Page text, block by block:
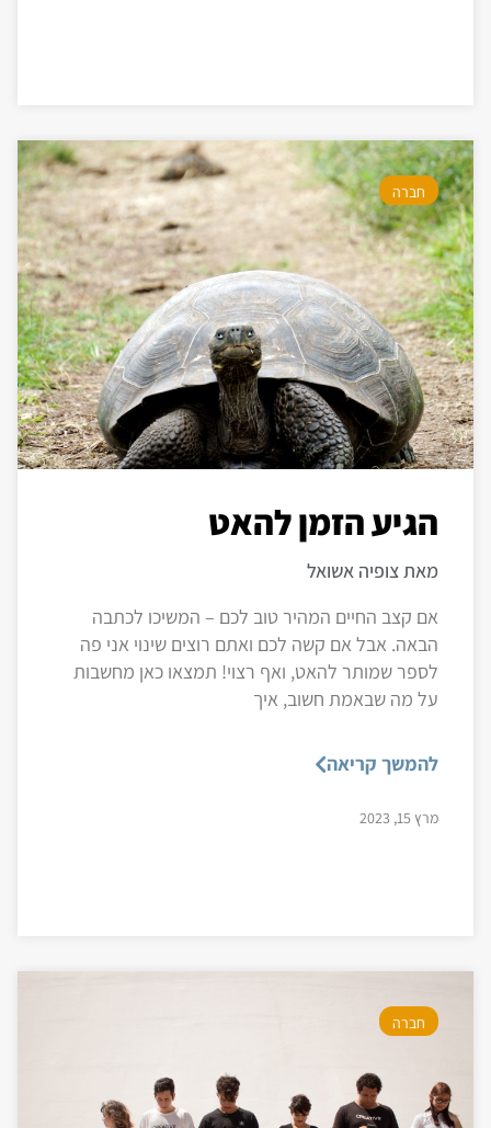
חברה
הגיע הזמן להאט
מאת צופיה אשואל
אם קצב החיים המהיר טוב לכם – המשיכו לכתבה
הבאה. אבל אם קשה לכם ואתם רוצים שינוי אני פה
לספר שמותר להאט, ואף רצוי! תמצאו כאן מחשבות
על מה שבאמת חשוב, איך
להמשך קריאה
מרץ 15, 2023
חברה